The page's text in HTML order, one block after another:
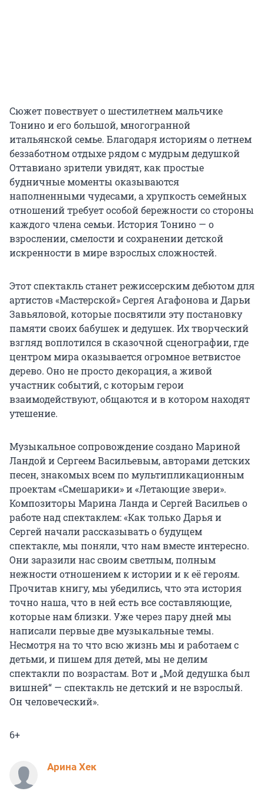
Сюжет повествует о шестилетнем мальчике
Тонино и его большой, многогранной
итальянской семье. Благодаря историям о летнем
беззаботном отдыхе рядом с мудрым дедушкой
Оттавиано зрители увидят, как простые
будничные моменты оказываются
наполненными чудесами, а хрупкость семейных
отношений требует особой бережности со стороны
каждого члена семьи. История Тонино — о
взрослении, смелости и сохранении детской
искренности в мире взрослых сложностей.
Этот спектакль станет режиссерским дебютом для
артистов «Мастерской» Сергея Агафонова и Дарьи
Завьяловой, которые посвятили эту постановку
памяти своих бабушек и дедушек. Их творческий
взгляд воплотился в сказочной сценографии, где
центром мира оказывается огромное ветвистое
дерево. Оно не просто декорация, а живой
участник событий, с которым герои
взаимодействуют, общаются и в котором находят
утешение.
Музыкальное сопровождение создано Мариной
Ландой и Сергеем Васильевым, авторами детских
песен, знакомых всем по мультипликационным
проектам «Смешарики» и «Летающие звери».
Композиторы Марина Ланда и Сергей Васильев о
работе над спектаклем: «Как только Дарья и
Сергей начали рассказывать о будущем
спектакле, мы поняли, что нам вместе интересно.
Они заразили нас своим светлым, полным
нежности отношением к истории и к её героям.
Прочитав книгу, мы убедились, что эта история
точно наша, что в ней есть все составляющие,
которые нам близки. Уже через пару дней мы
написали первые две музыкальные темы.
Несмотря на то что всю жизнь мы и работаем с
детьми, и пишем для детей, мы не делим
спектакли по возрастам. Вот и „Мой дедушка был
вишней“ — спектакль не детский и не взрослый.
Он человеческий».
6+
Арина Хек